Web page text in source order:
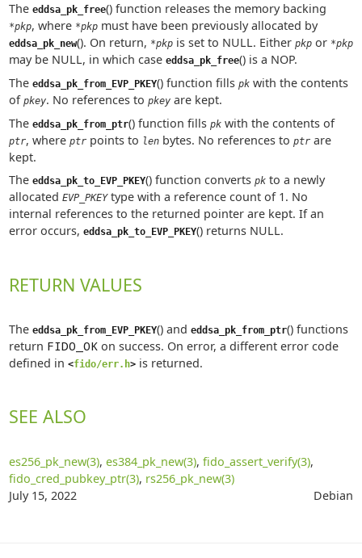
The eddsa_pk_free() function releases the memory backing
*pkp, where *pkpmust have been previously allocated by
eddsa_pk_new(). On return, *pkpis set to NULL. Either pkpor *pkp
may be NULL, in which case eddsa_pk_free() is a NOP.
The eddsa_pk_from_EVP_PKEY() function fills pkwith the contents
of pkey. No references to pkeyare kept.
The eddsa_pk_from_ptr() function fills pkwith the contents of
ptr, where ptrpoints to lenbytes. No references to ptrare
kept.
The eddsa_pk_to_EVP_PKEY() function converts pkto a newly
allocated EVP_PKEYtype with a reference count of 1. No
internal references to the returned pointer are kept. If an
error occurs, eddsa_pk_to_EVP_PKEY() returns NULL.
RETURN VALUES
The eddsa_pk_from_EVP_PKEY() and eddsa_pk_from_ptr() functions
return FIDO_OKon success. On error, a different error code
defined in <fido/err.h>is returned.
SEE ALSO
es256_pk_new(3), es384_pk_new(3), fido_assert_verify(3),
fido_cred_pubkey_ptr(3), rs256_pk_new(3)
July 15, 2022
Debian